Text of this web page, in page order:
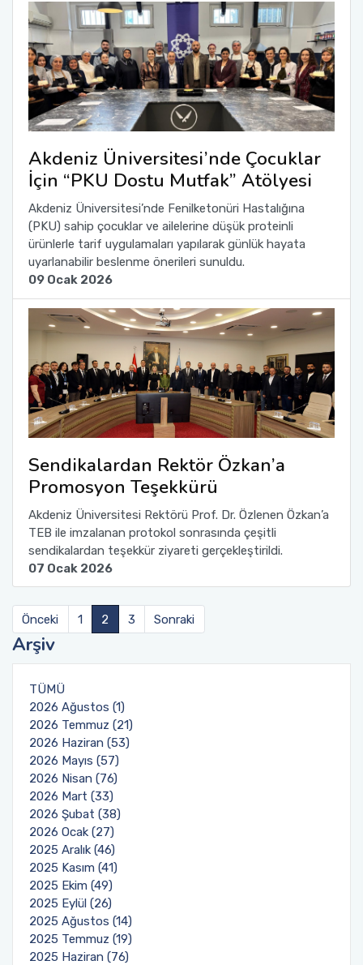
Akdeniz Üniversitesi’nde Çocuklar
İçin “PKU Dostu Mutfak” Atölyesi
Akdeniz Üniversitesi’nde Fenilketonüri Hastalığına
(PKU) sahip çocuklar ve ailelerine düşük proteinli
ürünlerle tarif uygulamaları yapılarak günlük hayata
uyarlanabilir beslenme önerileri sunuldu.
09 Ocak 2026
Sendikalardan Rektör Özkan’a
Promosyon Teşekkürü
Akdeniz Üniversitesi Rektörü Prof. Dr. Özlenen Özkan’a
TEB ile imzalanan protokol sonrasında çeşitli
sendikalardan teşekkür ziyareti gerçekleştirildi.
07 Ocak 2026
Önceki 1 2 3 Sonraki
Arşiv
TÜMÜ
2026 Ağustos (1)
2026 Temmuz (21)
2026 Haziran (53)
2026 Mayıs (57)
2026 Nisan (76)
2026 Mart (33)
2026 Şubat (38)
2026 Ocak (27)
2025 Aralık (46)
2025 Kasım (41)
2025 Ekim (49)
2025 Eylül (26)
2025 Ağustos (14)
2025 Temmuz (19)
2025 Haziran (76)